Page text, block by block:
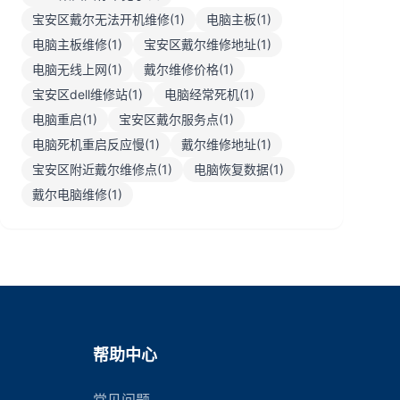
宝安区戴尔无法开机维修(1)
电脑主板(1)
电脑主板维修(1)
宝安区戴尔维修地址(1)
电脑无线上网(1)
戴尔维修价格(1)
宝安区dell维修站(1)
电脑经常死机(1)
电脑重启(1)
宝安区戴尔服务点(1)
电脑死机重启反应慢(1)
戴尔维修地址(1)
宝安区附近戴尔维修点(1)
电脑恢复数据(1)
戴尔电脑维修(1)
帮助中心